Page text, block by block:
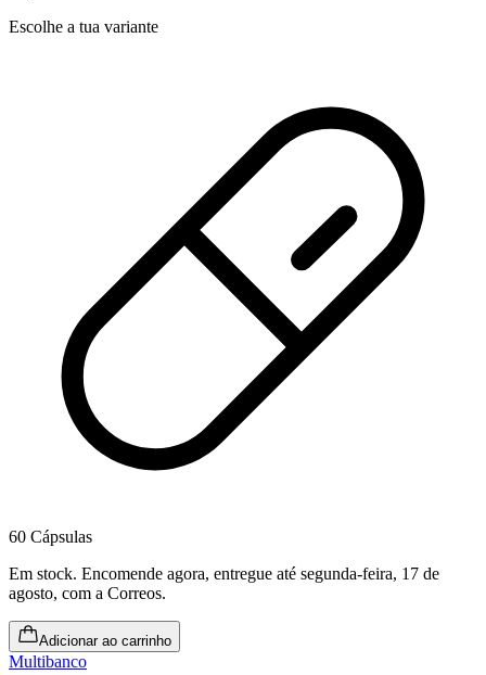
Escolhe a tua variante
60 Cápsulas
Em stock. Encomende agora, entregue até segunda-feira, 17 de
agosto, com a Correos.
Adicionar ao carrinho
Multibanco